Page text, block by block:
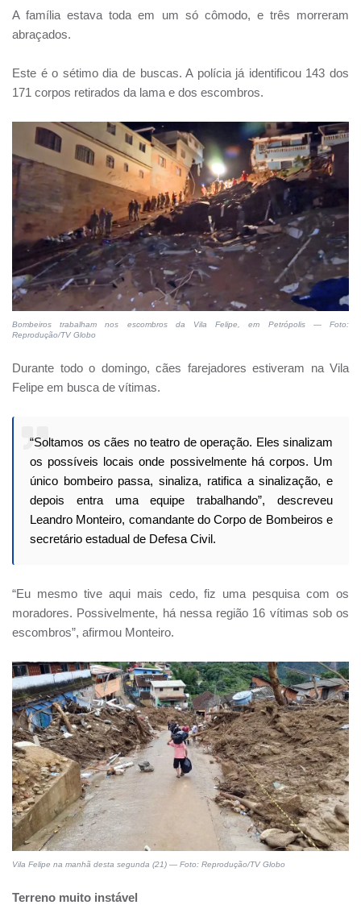
A família estava toda em um só cômodo, e três morreram
abraçados.
Este é o sétimo dia de buscas. A polícia já identificou 143 dos
171 corpos retirados da lama e dos escombros.
Bombeiros trabalham nos escombros da Vila Felipe, em Petrópolis — Foto:
Reprodução/TV Globo
Durante todo o domingo, cães farejadores estiveram na Vila
Felipe em busca de vítimas.
“Soltamos os cães no teatro de operação. Eles sinalizam
os possíveis locais onde possivelmente há corpos. Um
único bombeiro passa, sinaliza, ratifica a sinalização, e
depois entra uma equipe trabalhando”, descreveu
Leandro Monteiro, comandante do Corpo de Bombeiros e
secretário estadual de Defesa Civil.
“Eu mesmo tive aqui mais cedo, fiz uma pesquisa com os
moradores. Possivelmente, há nessa região 16 vítimas sob os
escombros”, afirmou Monteiro.
Vila Felipe na manhã desta segunda (21) — Foto: Reprodução/TV Globo
Terreno muito instável